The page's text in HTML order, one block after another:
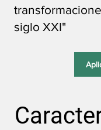
siglo XXI"